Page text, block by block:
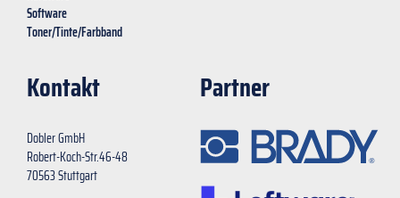
Software
Toner/Tinte/Farbband
Kontakt
Dobler GmbH
Robert-Koch-Str.46-48
70563 Stuttgart
Partner